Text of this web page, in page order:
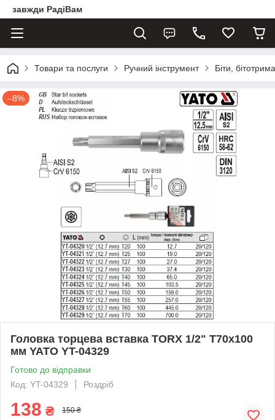
завжди РадіВам
Товари та послуги Ручний інструмент Біти,
–8%
Головка торцева вставка TORX 1/2" Т70х100
мм YATO YT-04329
Готово до відправки
Код: YT-04329
Роздріб
138 ₴ 150 ₴